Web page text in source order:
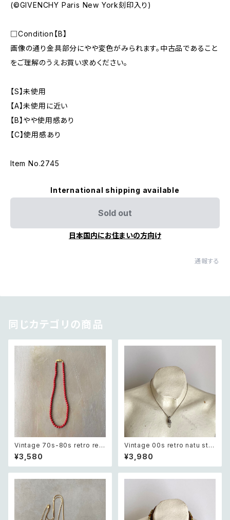
(©︎GIVENCHY Paris New York刻印入り)
□Condition【B】
画像の通り金具部分にやや変色がみられます。中古品であること
をご理解のうえお買い求めください。
【S】未使用
【A】未使用に近い
【B】やや使用感あり
【C】使用感あり
Item No.2745
International shipping available
Sold out
日本国内にお住まいの方向け
通報する
同じカテゴリの商品
Vintage 70s-80s retro red
beads necklace レトロ ヴィ
ンテージ アクセサリー レッド 赤
ビーズ ネックレス
¥3,580
Vintage 00s retro natu sto
ne quartz wire work neckla
ce レトロ ヴィンテージ アクセ
サリー 天然石 クオーツ ワイヤ
¥3,980